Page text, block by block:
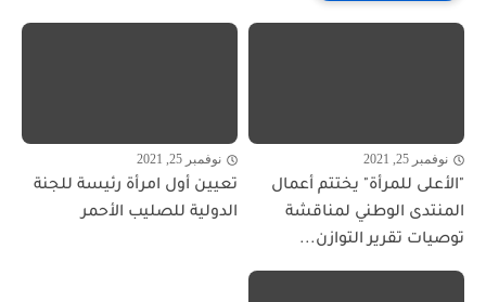
نوفمبر 25, 2021
"الأعلى للمرأة" يختتم أعمال
المنتدى الوطني لمناقشة
توصيات تقرير التوازن...
نوفمبر 25, 2021
تعيين أول امرأة رئيسة للجنة
الدولية للصليب الأحمر